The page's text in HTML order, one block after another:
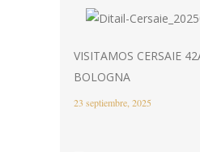
VISITAMOS CERSAIE
BOLOGNA
23 septiembre, 2025